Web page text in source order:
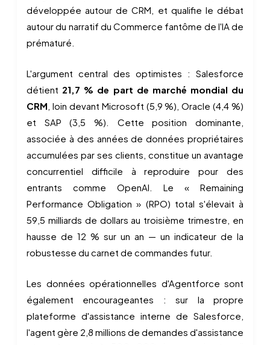
développée autour de CRM, et qualifie le débat
autour du narratif du Commerce fantôme de l'IA de
prématuré.
L'argument central des optimistes : Salesforce
détient 21,7 % de part de marché mondial du
CRM, loin devant Microsoft (5,9 %), Oracle (4,4 %)
et SAP (3,5 %). Cette position dominante,
associée à des années de données propriétaires
accumulées par ses clients, constitue un avantage
concurrentiel difficile à reproduire pour des
entrants comme OpenAI. Le « Remaining
Performance Obligation » (RPO) total s'élevait à
59,5 milliards de dollars au troisième trimestre, en
hausse de 12 % sur un an — un indicateur de la
robustesse du carnet de commandes futur.
Les données opérationnelles d'Agentforce sont
également encourageantes : sur la propre
plateforme d'assistance interne de Salesforce,
l'agent gère 2,8 millions de demandes d'assistance